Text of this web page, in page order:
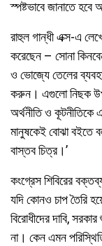
স্পষ্টভাবে জানাতে
রাহুল গান্ধী এক্স-এ
করেছেন – সোনা
ও ভোজ্যে তেলের
করুন। এগুলো নিছক
অর্থনীতি ও কূটনীতিকে
মানুষকেই বোঝা বইতে
বাস্তব চিত্র।’
কংগ্রেস শিবিরের
যদি কোনও চাপ তৈরি
বিরোধীদের দাবি,
না। কেন এমন পরিস্থিতি